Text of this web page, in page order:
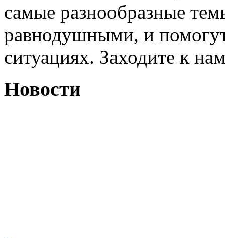
самые разнообразные
равнодушными, и
ситуациях. Заходите к
Новости